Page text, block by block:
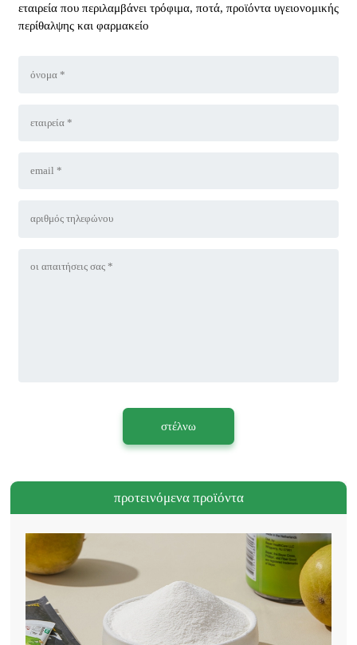
εταιρεία που περιλαμβάνει τρόφιμα, ποτά, προϊόντα υγειονομικής
περίθαλψης και φαρμακείο
στέλνω
προτεινόμενα προϊόντα